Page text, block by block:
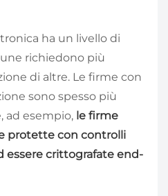
ha un livello di
richiedono più
di altre. Le firme con
sono spesso più
ad esempio, le firme
protette con controlli
essere crittografate end-